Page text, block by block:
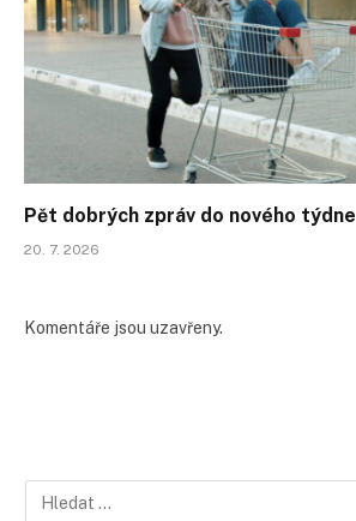
Pět dobrých zpráv do nového týdne
20. 7. 2026
Komentáře jsou uzavřeny.